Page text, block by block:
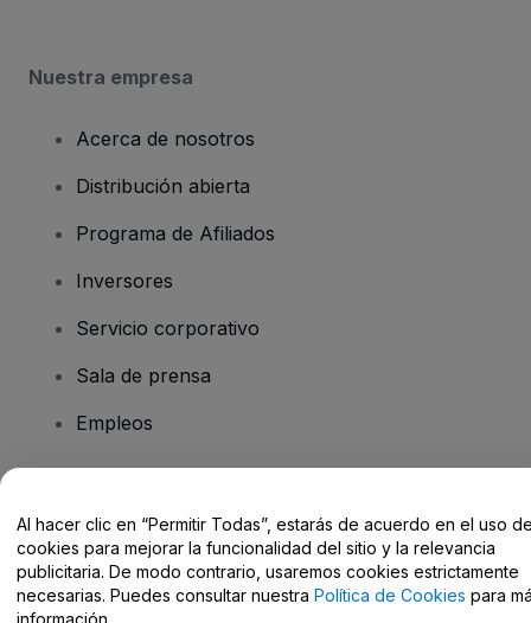
Nuestra empresa
Acerca de nosotros
Distribución abierta
Programa de Afiliados
Inversores
Servicio corporativo
Sala de prensa
Empleos
Centro de Ayuda / Contacto
Al hacer clic en “Permitir Todas”, estarás de acuerdo en el uso
cookies para mejorar la funcionalidad del sitio y la relevancia
publicitaria. De modo contrario, usaremos cookies estrictamente
necesarias. Puedes consultar nuestra Política de Cookies para
información.